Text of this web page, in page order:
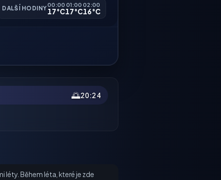
DALŠÍ HODINY
00:00
17°C
01:00
17°C
02:00
16°C
🌅20:24
léty. Během léta, které je zde